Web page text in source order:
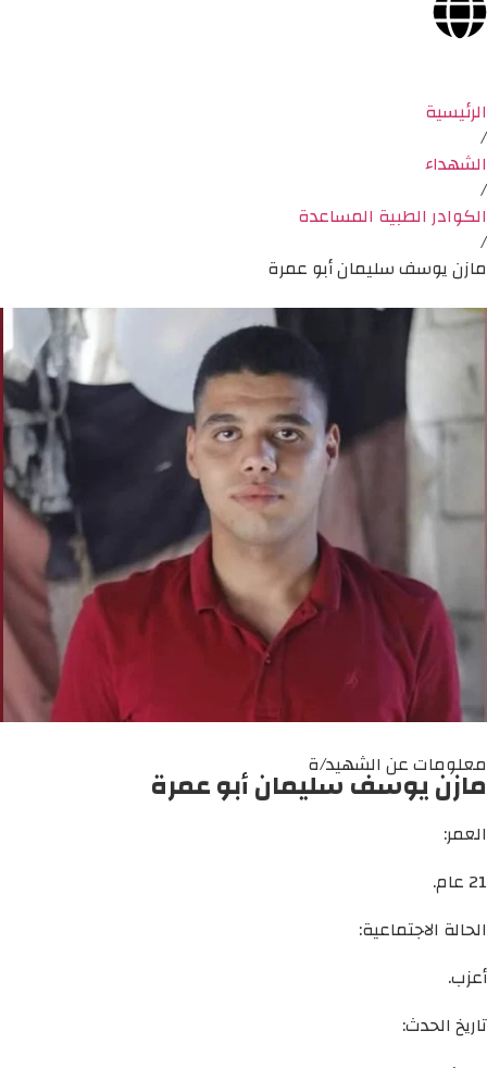
الرئيسية
/
الشهداء
/
الكوادر الطبية المساعدة
/
مازن يوسف سليمان أبو عمرة
معلومات عن الشهيد/ة
مازن يوسف سليمان أبو عمرة
العمر:
21 عام.
الحالة الاجتماعية:
أعزب.
تاريخ الحدث: